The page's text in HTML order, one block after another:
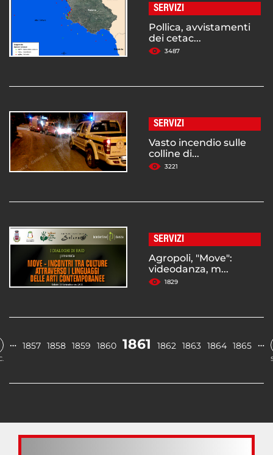
SERVIZI
Pollica, avvistamenti
dei cetac...
3487
SERVIZI
Vasto incendio sulle
colline di...
3221
SERVIZI
Agropoli, "Move":
videodanza, m...
1829
… 1857 1858 1859 1860 1861 1862 1863 1864 1865 …